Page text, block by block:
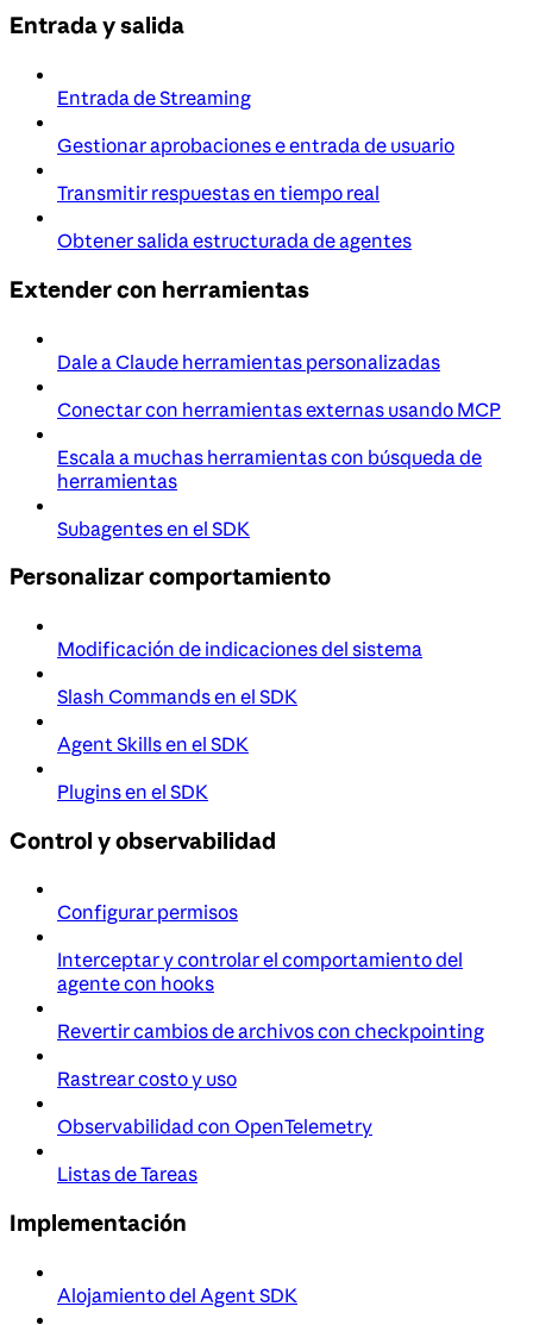
Entrada y salida
Entrada de Streaming
Gestionar aprobaciones e entrada de usuario
Transmitir respuestas en tiempo real
Obtener salida estructurada de agentes
Extender con herramientas
Dale a Claude herramientas personalizadas
Conectar con herramientas externas usando MCP
Escala a muchas herramientas con búsqueda de
herramientas
Subagentes en el SDK
Personalizar comportamiento
Modificación de indicaciones del sistema
Slash Commands en el SDK
Agent Skills en el SDK
Plugins en el SDK
Control y observabilidad
Configurar permisos
Interceptar y controlar el comportamiento del
agente con hooks
Revertir cambios de archivos con checkpointing
Rastrear costo y uso
Observabilidad con OpenTelemetry
Listas de Tareas
Implementación
Alojamiento del Agent SDK